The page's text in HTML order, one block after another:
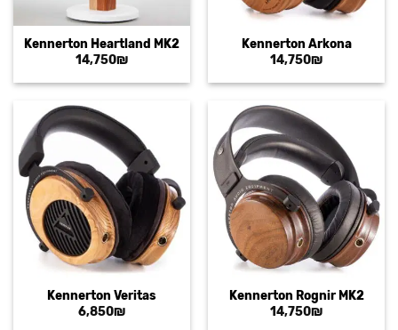
Kennerton Arkona
14,750₪
Kennerton Heartland MK2
14,750₪
Kennerton Rognir MK2
14,750₪
Kennerton Veritas
6,850₪